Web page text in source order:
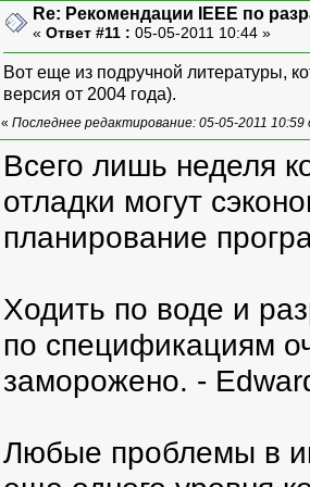
Re: Рекомендации IEEE по
« Ответ #11 : 05-05-2011 10:44 »
Вот еще из подручной литературы,
версия от 2004 года).
« Последнее редактирование: 05-05-2011
Всего лишь неделя
отладки могут
планирование
Ходить по воде и
по спецификациям
заморожено. -
Любые проблемы в